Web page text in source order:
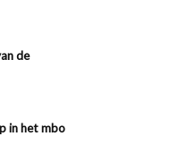
de
in het mbo